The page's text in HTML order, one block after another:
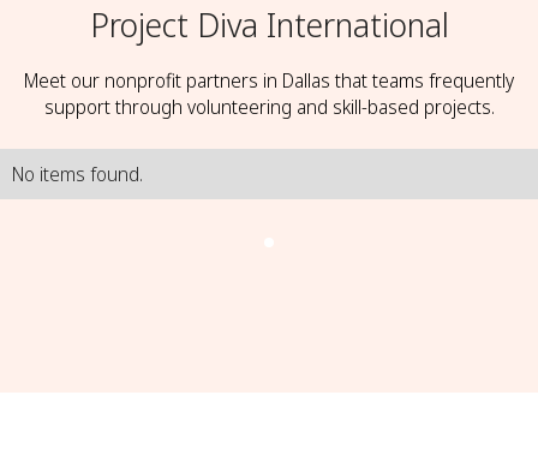
Project Diva International
Meet our nonprofit partners in Dallas that teams frequently
support through volunteering and skill-based projects.
No items found.